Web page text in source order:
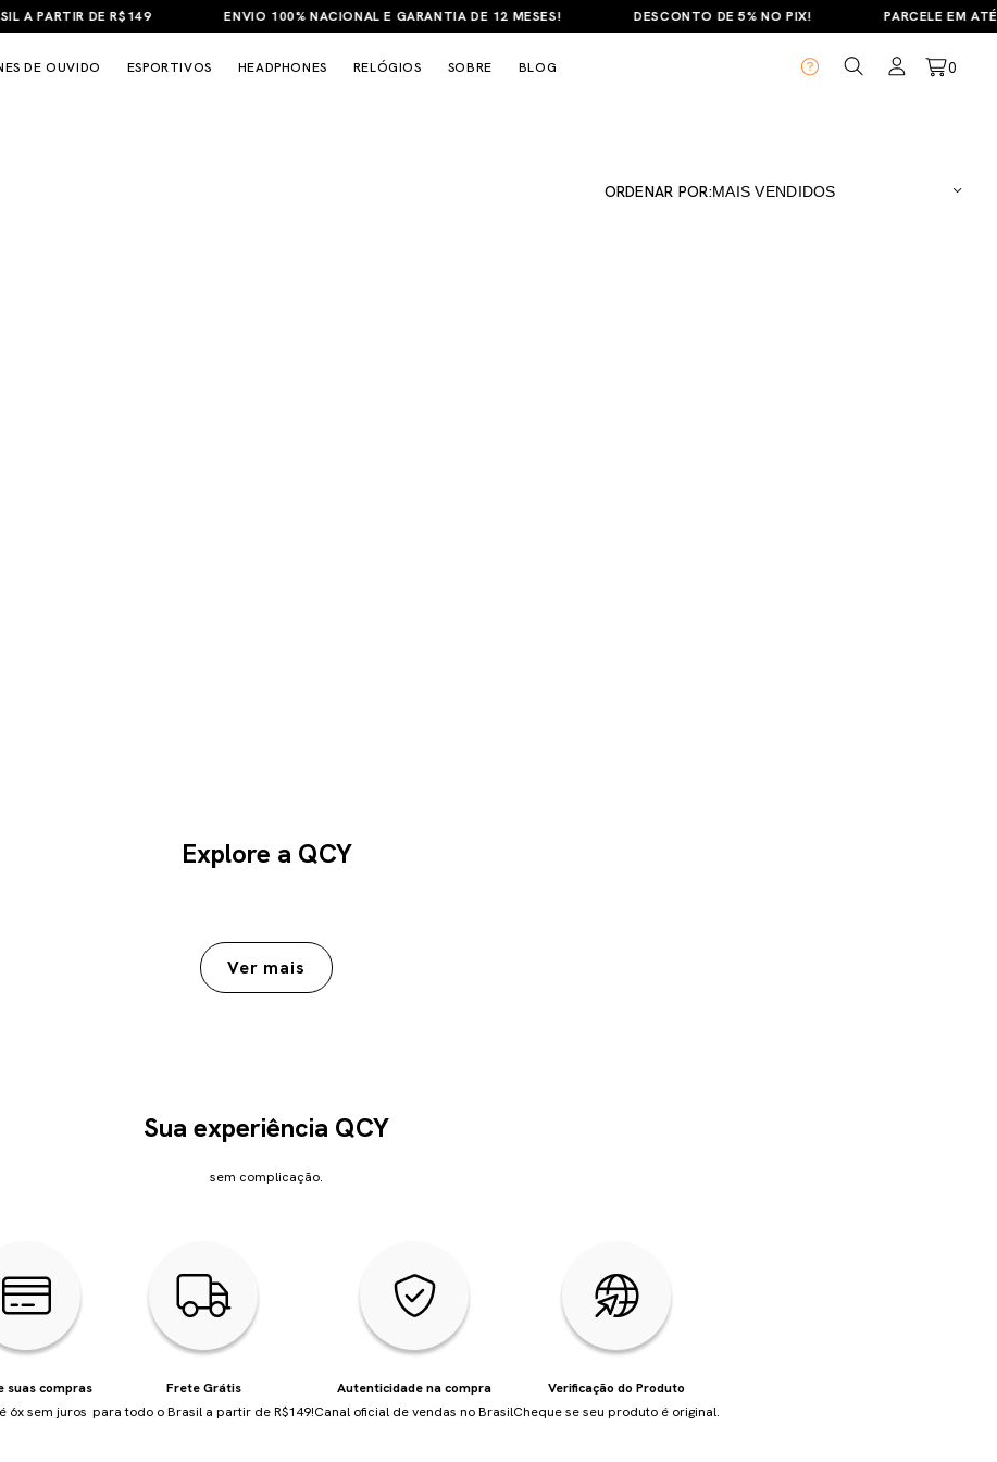
A PARTIR DE R$149 ENVIO 100% NACIONAL E GARANTIA DE 12 MESES! DESCONTO DE 5% NO PIX! PARCELE EM ATÉ
DE OUVIDO ESPORTIVOS HEADPHONES RELÓGIOS SOBRE BLOG 0
ORDENAR POR:
Explore a QCY
Sua experiência QCY
sem complicação.
suas compras
6x sem juros
Frete Grátis
para todo o Brasil a partir de R$149!
Autenticidade na compra
Canal oficial de vendas no Brasil
Verificação do Produto
Cheque se seu produto é original.